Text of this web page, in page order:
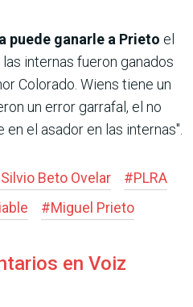
puede ganarle a Prieto el
internas fueron ganados
Colorado. Wiens tiene un
un error garrafal, el no
el asador en las internas".
Silvio Beto Ovelar #PLRA
#Miguel Prieto
en Voiz